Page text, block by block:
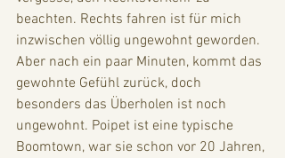
beachten. Rechts fahren ist für mich
inzwischen völlig ungewohnt geworden.
Aber nach ein paar Minuten, kommt das
gewohnte Gefühl zurück, doch
besonders das Überholen ist noch
ungewohnt. Poipet ist eine typische
Boomtown, war sie schon vor 20 Jahren,